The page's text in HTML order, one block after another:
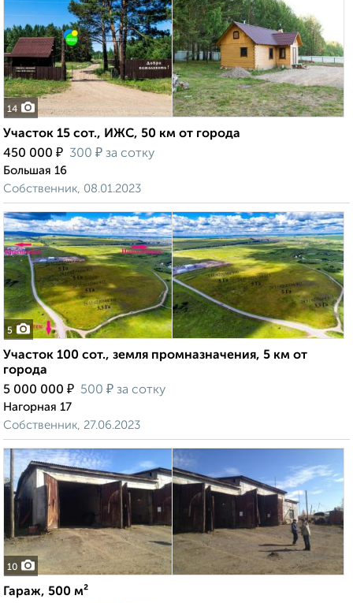
14
Участок 15 сот., ИЖС, 50 км от города
450 000 ₽ 300 ₽ за сотку
Большая 16
Собственник, 08.01.2023
5
Участок 100 сот., земля промназначения, 5 км от
города
5 000 000 ₽ 500 ₽ за сотку
Нагорная 17
Собственник, 27.06.2023
10
Гараж, 500 м²